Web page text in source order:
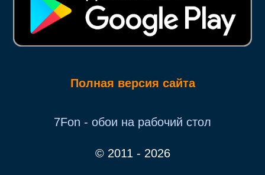
Полная версия сайта
7Fon - обои на рабочий стол
© 2011 - 2026